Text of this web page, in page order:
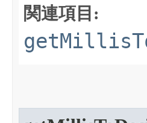
関連項目: